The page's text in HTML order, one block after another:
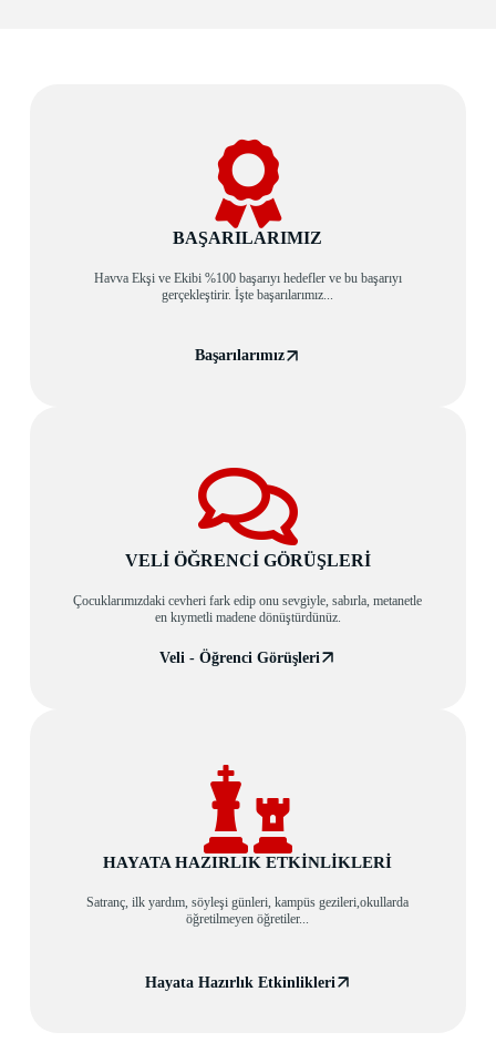
BAŞARILARIMIZ
Havva Ekşi ve Ekibi %100 başarıyı hedefler ve bu başarıyı
gerçekleştirir. İşte başarılarımız...
Başarılarımız
VELİ ÖĞRENCİ GÖRÜŞLERİ
Çocuklarımızdaki cevheri fark edip onu sevgiyle, sabırla, metanetle
en kıymetli madene dönüştürdünüz.
Veli - Öğrenci Görüşleri
HAYATA HAZIRLIK ETKİNLİKLERİ
Satranç, ilk yardım, söyleşi günleri, kampüs gezileri,okullarda
öğretilmeyen öğretiler...
Hayata Hazırlık Etkinlikleri